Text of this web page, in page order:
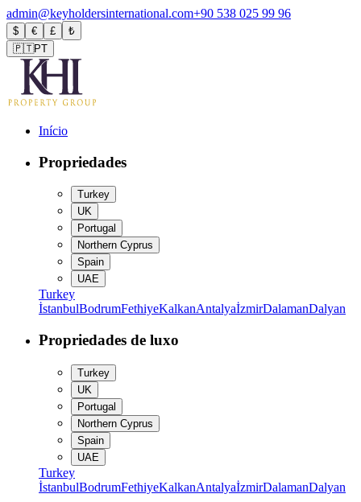
admin@keyholdersinternational.com+90 538 025 99 96
$ € £
₺
🇵🇹PT
Início
Propriedades
Turkey
UK
Portugal
Northern Cyprus
Spain
UAE
Turkey
İstanbulBodrumFethiyeKalkanAntalyaİzmirDalamanDalyan
Propriedades de luxo
Turkey
UK
Portugal
Northern Cyprus
Spain
UAE
Turkey
İstanbulBodrumFethiyeKalkanAntalyaİzmirDalamanDalyan